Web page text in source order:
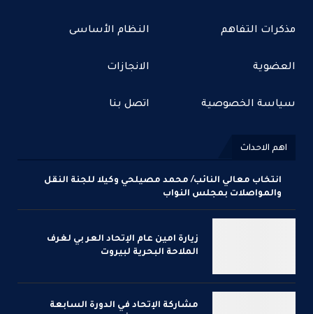
مذكرات التفاهم النظام الأساسى
العضوية الانجازات
سياسة الخصوصية اتصل بنا
اهم الاحداث
انتخاب معالي النائب/ محمد مصيلحي وكيلا للجنة النقل
والمواصلات بمجلس النواب
زيارة امين عام الإتحاد العر بي لغرف
الملاحة البحرية لبيروت
مشاركة الإتحاد في الدورة السابعة